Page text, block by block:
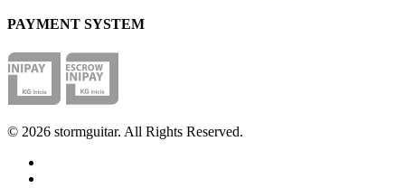
다
택
다
PAYMENT SYSTEM
© 2026 stormguitar. All Rights Reserved.